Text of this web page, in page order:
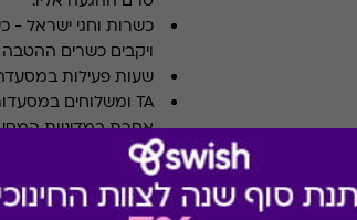
כשרות וחגי ישראל -
ויקבים כשרים
שעות פעילות
TA ומשלוחים במסעדות
אחרת במדיניות
ארוחות עסקיות
צוין אחרת במדיניות
תשלום תשר-לא